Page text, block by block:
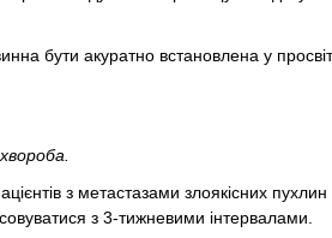
бути акуратно встановлена у
з метастазами злоякісних пухлин
з 3-тижневими інтервалами.